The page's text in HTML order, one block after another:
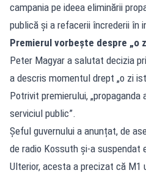
campania pe ideea eliminării
publică și a refacerii încrederii în
Premierul vorbește despre „o
Peter Magyar a salutat decizia
a descris momentul drept „o zi
Potrivit premierului,
serviciul public”.
Șeful guvernului a anunțat, de
de radio Kossuth și-a suspendat
Ulterior, acesta a precizat că M1